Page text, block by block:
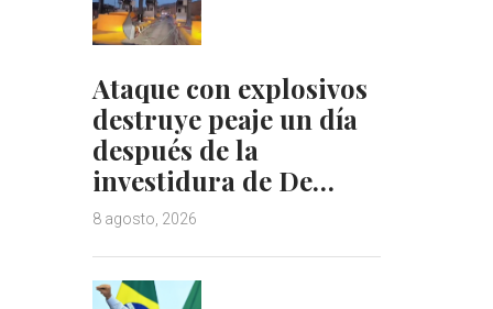
Ataque con explosivos
destruye peaje un día
después de la
investidura de De…
8 agosto, 2026